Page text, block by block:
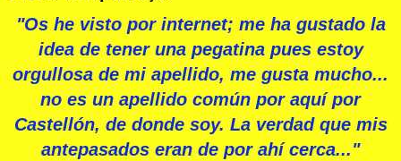
"Os he visto por internet; me ha gustado la
idea de tener una pegatina pues estoy
orgullosa de mi apellido, me gusta mucho...
no es un apellido común por aquí por
Castellón, de donde soy. La verdad que mis
antepasados eran de por ahí cerca..."